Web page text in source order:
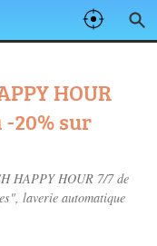
HOUR
-20% sur
HAPPY HOUR 7/7 de
laverie automatique